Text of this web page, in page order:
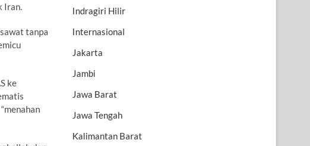
Iran.
tanpa
ke
Indragiri Hilir
Internasional
Jakarta
Jambi
Jawa Barat
Jawa Tengah
Kalimantan Barat